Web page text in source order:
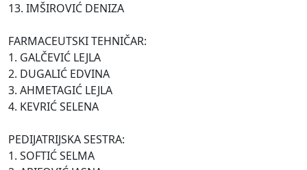
13. IMŠIROVIĆ DENIZA
FARMACEUTSKI TEHNIČAR:
1. GALČEVIĆ LEJLA
2. DUGALIĆ EDVINA
3. AHMETAGIĆ LEJLA
4. KEVRIĆ SELENA
PEDIJATRIJSKA SESTRA:
1. SOFTIĆ SELMA